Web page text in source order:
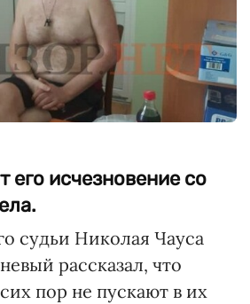
его исчезновение со
судьи Николая Чауса
рассказал, что
пор не пускают в их